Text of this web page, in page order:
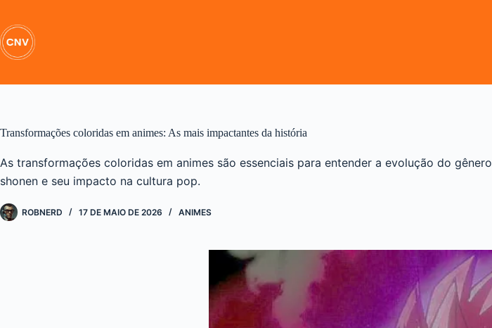
o
conteúdo
Transformações coloridas em animes: As mais impactantes da história
As transformações coloridas em animes são essenciais para entender a evolução do gênero
shonen e seu impacto na cultura pop.
ROBNERD 17 DE MAIO DE 2026 ANIMES